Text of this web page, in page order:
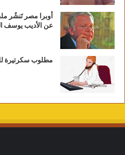
أوبرا مصر تَنشُر
عن الأديب يوسف
مطلوب سكرتيرة